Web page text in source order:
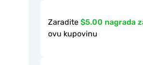
Zaradite $5.00 nagrada
ovu kupovinu